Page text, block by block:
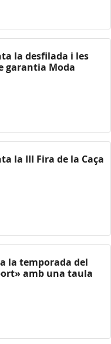
la desfilada i les
garantia Moda
la III Fira de la Caça
la temporada del
amb una taula